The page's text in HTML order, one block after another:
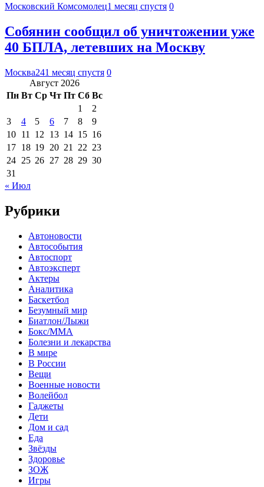
Московский Комсомолец1 месяц спустя 0
Собянин сообщил об уничтожении уже
40 БПЛА, летевших на Москву
Москва241 месяц спустя 0
Август 2026
Пн Вт Ср Чт Пт Сб Вс
1
2
3
4 5 6 7 8
9
10 11 12 13 14 15 16
17 18 19 20 21 22 23
24 25 26 27 28 29 30
31
« Июл
Рубрики
Автоновости
Автособытия
Автоспорт
Автоэксперт
Актеры
Аналитика
Баскетбол
Безумный мир
Биатлон/Лыжи
Бокс/MMA
Болезни и лекарства
В мире
В России
Вещи
Военные новости
Волейбол
Гаджеты
Дети
Дом и сад
Еда
Звёзды
Здоровье
ЗОЖ
Игры